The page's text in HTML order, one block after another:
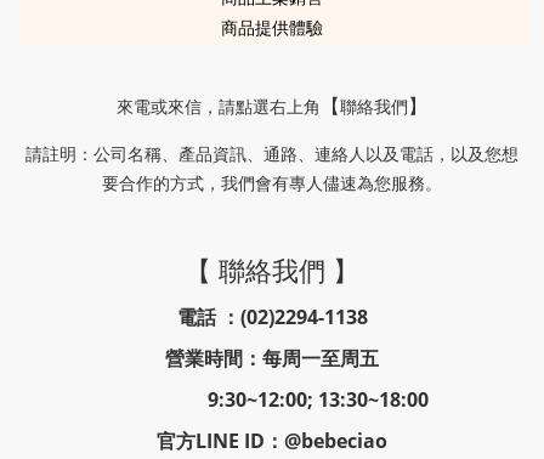
商品提供體驗
來電或來信 ，請點選右上角 【聯絡我們 】
請註明 ： 公司名稱、產品資訊、通路、連絡人以及電話，以及您想
要合作的方式，我們會有專人儘速為您服務。
【 聯絡我們 】
電話 ：(02)2294-1138
營業時間：每周一至周五
9:30~12:00; 13:30~18:00
官方LINE ID：@bebeciao